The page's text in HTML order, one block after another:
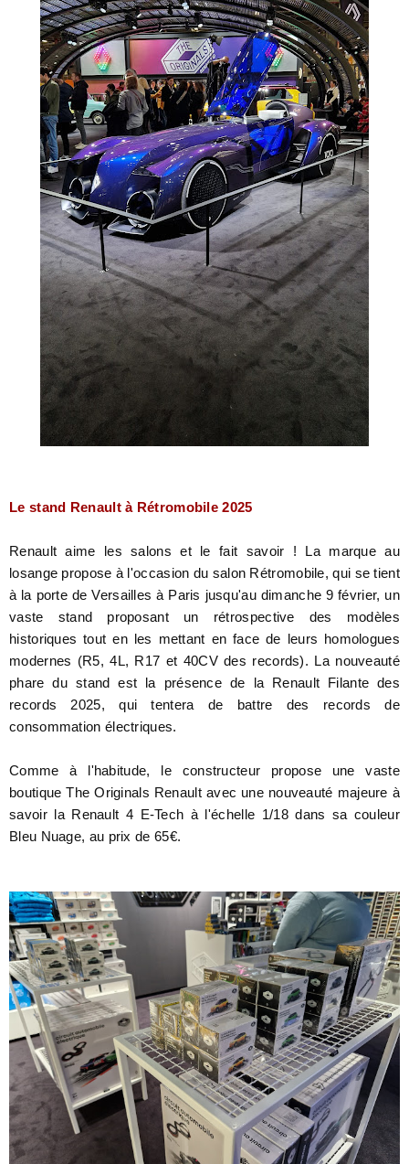
Le stand Renault à Rétromobile 2025
Renault aime les salons et le fait savoir ! La marque au
losange propose à l'occasion du salon Rétromobile, qui se tient
à la porte de Versailles à Paris jusqu'au dimanche 9 février, un
vaste stand proposant un rétrospective des modèles
historiques tout en les mettant en face de leurs homologues
modernes (R5, 4L, R17 et 40CV des records). La nouveauté
phare du stand est la présence de la Renault Filante des
records 2025, qui tentera de battre des records de
consommation électriques.
Comme à l'habitude, le constructeur propose une vaste
boutique The Originals Renault avec une nouveauté majeure à
savoir la Renault 4 E-Tech à l'échelle 1/18 dans sa couleur
Bleu Nuage, au prix de 65€.